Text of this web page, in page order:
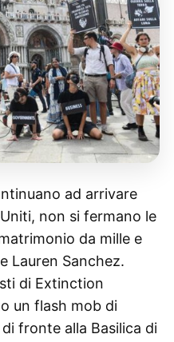
ad arrivare
non si fermano le
da mille e
Lauren Sanchez.
di Extinction
un flash mob di
fronte alla Basilica di